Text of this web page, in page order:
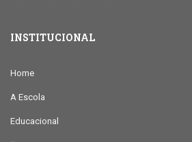
INSTITUCIONAL
Home
A Escola
Educacional